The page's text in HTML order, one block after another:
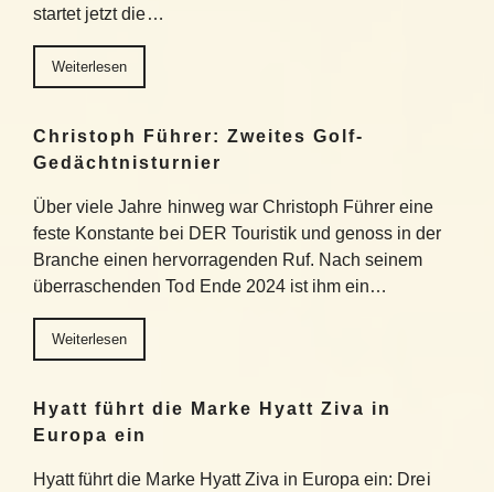
startet jetzt die…
Weiterlesen
Christoph Führer: Zweites Golf-
Gedächtnisturnier
Über viele Jahre hinweg war Christoph Führer eine
feste Konstante bei DER Touristik und genoss in der
Branche einen hervorragenden Ruf. Nach seinem
überraschenden Tod Ende 2024 ist ihm ein…
Weiterlesen
Hyatt führt die Marke Hyatt Ziva in
Europa ein
Hyatt führt die Marke Hyatt Ziva in Europa ein: Drei